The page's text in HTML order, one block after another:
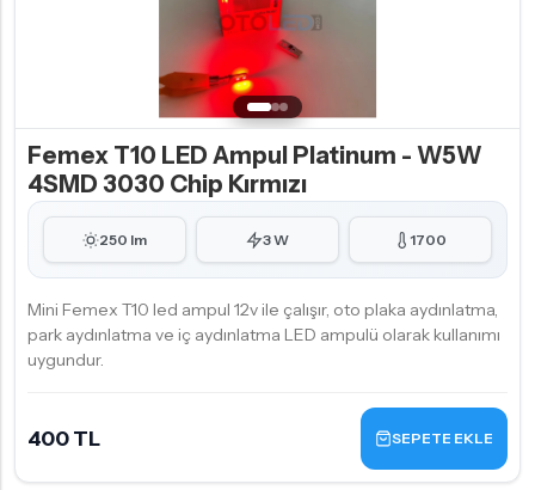
Femex T10 LED Ampul Platinum - W5W
4SMD 3030 Chip Kırmızı
250 lm 3 W 1700
Mini Femex T10 led ampul 12v ile çalışır, oto plaka aydınlatma,
park aydınlatma ve iç aydınlatma LED ampulü olarak kullanımı
uygundur.
400 TL SEPETE EKLE